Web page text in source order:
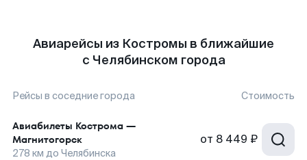
Авиарейсы из Костромы в ближайшие
с Челябинском города
Рейсы в соседние города Стоимость
Авиабилеты Кострома —
Магнитогорск
278 км до Челябинска
от 8 449 ₽